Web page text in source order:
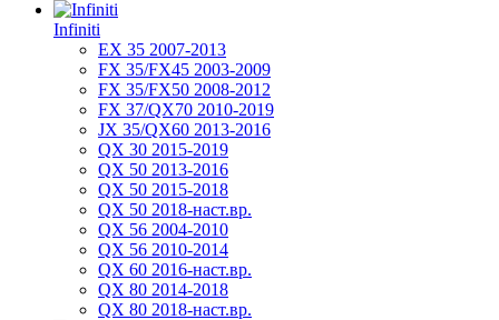
Infiniti
EX 35 2007-2013
FX 35/FX45 2003-2009
FX 35/FX50 2008-2012
FX 37/QX70 2010-2019
JX 35/QX60 2013-2016
QX 30 2015-2019
QX 50 2013-2016
QX 50 2015-2018
QX 50 2018-наст.вр.
QX 56 2004-2010
QX 56 2010-2014
QX 60 2016-наст.вр.
QX 80 2014-2018
QX 80 2018-наст.вр.